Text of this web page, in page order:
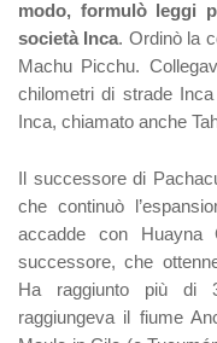
modo, formulò leggi
società Inca. Ordinò la
Machu Picchu.
chilometri di strade
Inca, chiamato anche
Il successore di
che continuò
accadde con
successore, che
Ha raggiunto più di
raggiungeva il fiume